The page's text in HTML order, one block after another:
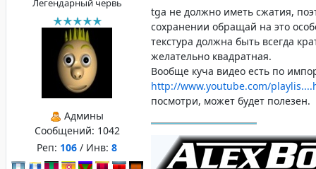
Легендарный червь
Админы
Сообщений: 1042
Реп: 106 / Инв: 8
tga не должно иметь сжатия,
сохранении обращай на это
текстура должна быть всегда
желательно квадратная.
Вообще куча видео есть по
http://www.youtube.com/
посмотри, может будет полезен.